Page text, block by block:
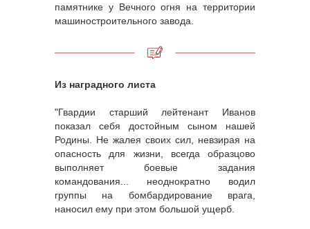
памятнике у Вечного огня на территории
машиностроительного завода.
Из наградного листа
"Гвардии старший лейтенант Иванов
показал себя достойным сыном нашей
Родины. Не жалея своих сил, невзирая на
опасность для жизни, всегда образцово
выполняет боевые задания
командования... неоднократно водил
группы на бомбардирование врага,
наносил ему при этом большой ущерб.